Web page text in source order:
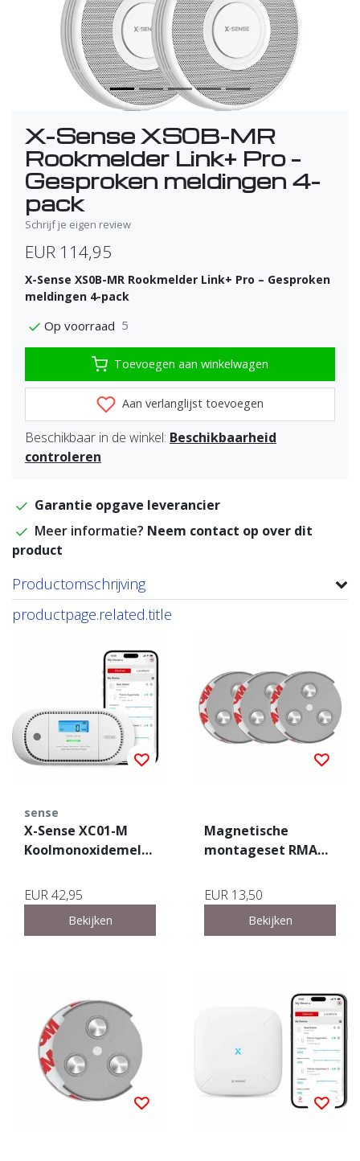
X-Sense XS0B-MR
Rookmelder Link+ Pro –
Gesproken meldingen 4-
pack
Schrijf je eigen review
EUR 114,95
X-Sense XS0B-MR Rookmelder Link+ Pro – Gesproken
meldingen 4-pack
Op voorraad 5
Toevoegen aan winkelwagen
Aan verlanglijst toevoegen
Beschikbaar in de winkel: Beschikbaarheid
controleren
Garantie opgave leverancier
Meer informatie? Neem contact op over dit
product
Productomschrijving
productpage.related.title
sense
X-Sense XC01-M
Koolmonoxidemelder
EUR 42,95
Bekijken
Magnetische
montageset RMAX-
EUR 13,50
Bekijken